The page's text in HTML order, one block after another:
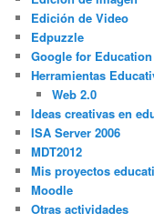
Edición de Video
Edpuzzle
Google for Education
Herramientas
Web 2.0
Ideas creativas en
ISA Server 2006
MDT2012
Mis proyectos
Moodle
Otras actividades